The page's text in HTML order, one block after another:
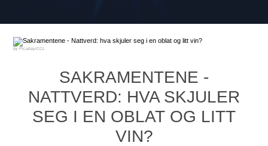
Picabay/CCL
SAKRAMENTENE -
NATTVERD: HVA SKJULER
SEG I EN OBLAT OG LITT
VIN?